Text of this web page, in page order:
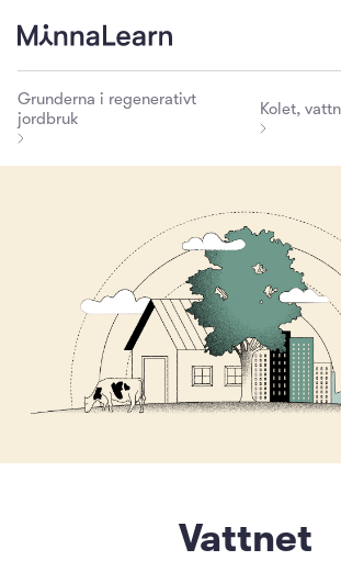
Grunderna i regenerativt
jordbruk
Kolet,
Vattnet